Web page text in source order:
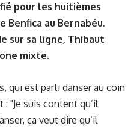
pour les huitièmes
Benfica au Bernabéu.
sur sa ligne, Thibaut
mixte.
qui est parti danser au coin
"Je suis content qu’il
ça veut dire qu’il